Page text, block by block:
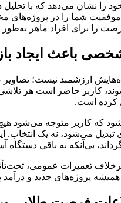
را نشان می‌دهد که با تحلیل
شما را در پروژه‌های
را برای افراد ماهر
باعث ایجاد
ارزشمند نیست؛
کاربر حاضر است هر تلاشی
کرده است.
کاربر متوجه می‌شود هیچ
تبدیل می‌شود، نه یک
بی‌آنکه به باقی دستگاه
تعمیرات عمومی،
پروژه‌های جدید و درآمد